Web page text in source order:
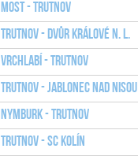
Most - Trutnov
Trutnov - Dvůr Králové n. L.
Vrchlabí - Trutnov
Trutnov - Jablonec nad Nisou
Nymburk - Trutnov
Trutnov - SC Kolín